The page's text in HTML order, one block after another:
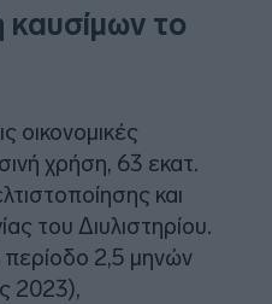
καυσίμων το
οικονομικές
χρήση, 63 εκατ.
και
του Διυλιστηρίου.
περίοδο 2,5 μηνών
2023),